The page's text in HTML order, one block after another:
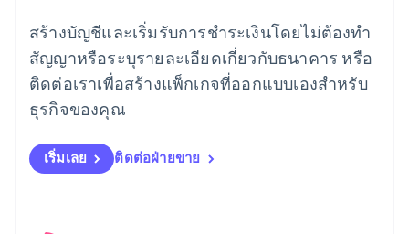
สร้างบัญชีและเริ่มรับการชำระเงินโดยไม่ต้องทำ
สัญญาหรือระบุรายละเอียดเกี่ยวกับธนาคาร หรือ
ติดต่อเราเพื่อสร้างแพ็กเกจที่ออกแบบเองสำหรับ
ธุรกิจของคุณ
เริ่มเลย ติดต่อฝ่ายขาย
โรมาเนีย
English
ลักเซมเบิร์ก
FrançaisDeutschEnglish
ลัตเวีย
English
Deutsch English
ลิทัวเนีย